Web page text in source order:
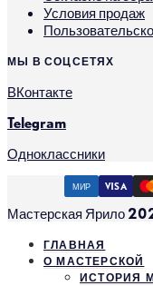
Условия продаж
МЫ В СОЦСЕТЯХ
ВКонтакте
Telegram
Одноклассники
МИР VISA
Мастерская Ярило
ГЛАВНАЯ
О МАСТЕРСКОЙ
ИСТОРИЯ